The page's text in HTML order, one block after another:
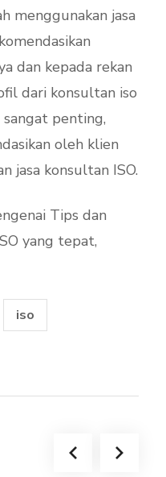
menggunakan jasa
dan kepada rekan
dari konsultan iso
penting,
oleh klien
jasa konsultan ISO.
Tips dan
yang tepat,
iso